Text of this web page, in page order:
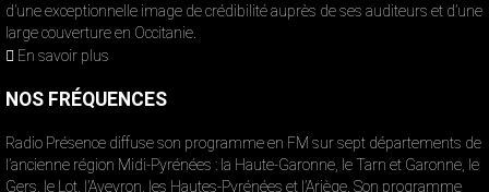
d’une exceptionnelle image de crédibilité auprès de ses auditeurs et d’une
large couverture en Occitanie.
En savoir plus
NOS FRÉQUENCES
Radio Présence diffuse son programme en FM sur sept départements de
l’ancienne région Midi-Pyrénées : la Haute-Garonne, le Tarn et Garonne, le
Gers, le Lot, l’Aveyron, les Hautes-Pyrénées et l’Ariège. Son programme